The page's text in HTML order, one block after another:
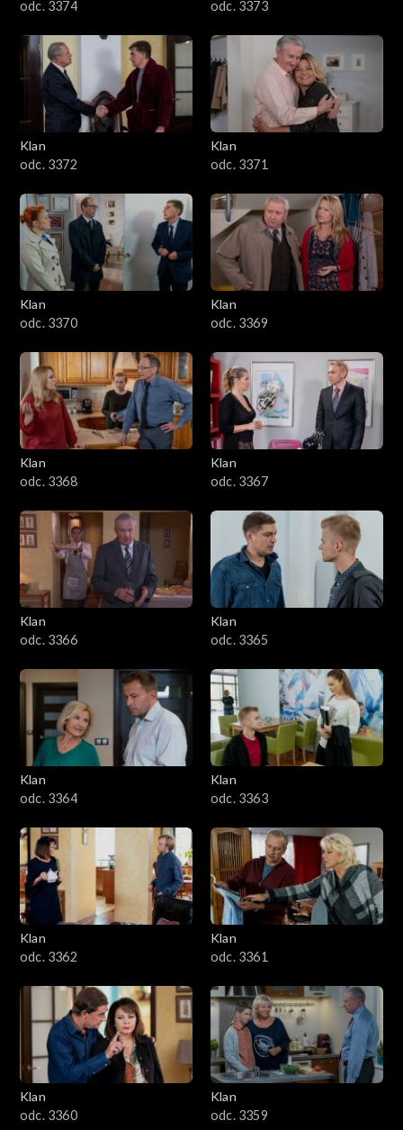
odc. 3374 odc. 3373
Klan
odc. 3372
Klan
odc. 3371
Klan
odc. 3370
Klan
odc. 3369
Klan
odc. 3368
Klan
odc. 3367
Klan
odc. 3366
Klan
odc. 3365
Klan
odc. 3364
Klan
odc. 3363
Klan
odc. 3362
Klan
odc. 3361
Klan
odc. 3360
Klan
odc. 3359